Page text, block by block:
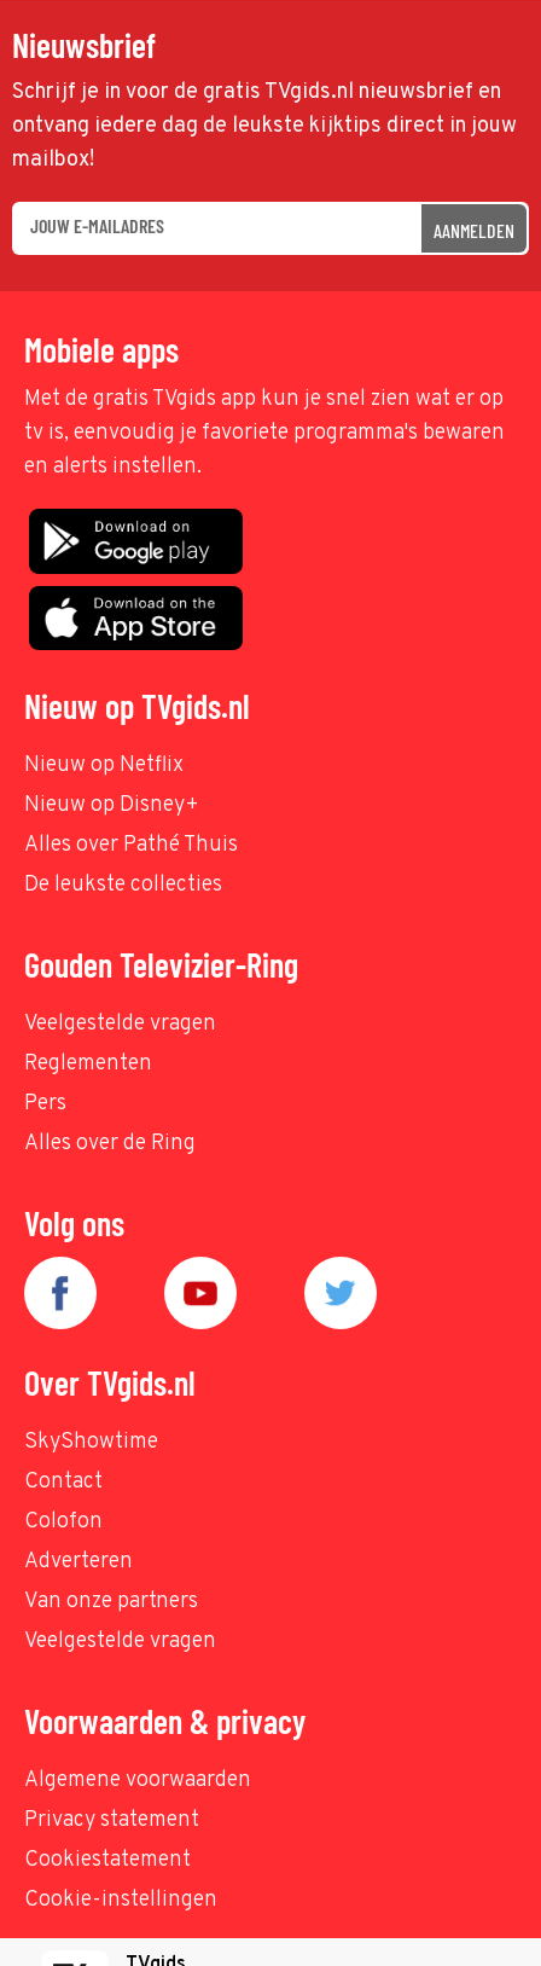
Nieuwsbrief
Schrijf je in voor de gratis TVgids.nl nieuwsbrief en
ontvang iedere dag de leukste kijktips direct in jouw
mailbox!
AANMELDEN
Mobiele apps
Met de gratis TVgids app kun je snel zien wat er op
tv is, eenvoudig je favoriete programma's bewaren
en alerts instellen.
Nieuw op TVgids.nl
Nieuw op Netflix
Nieuw op Disney+
Alles over Pathé Thuis
De leukste collecties
Gouden Televizier-Ring
Veelgestelde vragen
Reglementen
Pers
Alles over de Ring
Volg ons
Over TVgids.nl
SkyShowtime
Contact
Colofon
Adverteren
Van onze partners
Veelgestelde vragen
Voorwaarden & privacy
Algemene voorwaarden
Privacy statement
Cookiestatement
Cookie-instellingen